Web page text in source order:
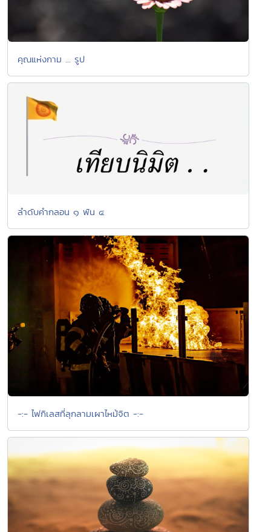
คุณแห่งกาม ... รูป
ลำดับคำกลอน ๑ พัน ๔
-:- ไฟกิเลสที่ลุกลามเผาไหม้จิต -:-